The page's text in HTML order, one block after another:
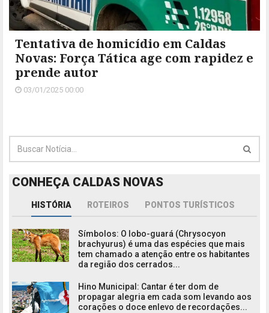
Tentativa de homicídio em Caldas
Novas: Força Tática age com rapidez e
prende autor
03/01/2025 00:00
CONHEÇA CALDAS NOVAS
HISTÓRIA ROTEIROS PONTOS TURÍSTICOS
Símbolos: O lobo-guará (Chrysocyon
brachyurus) é uma das espécies que mais
tem chamado a atenção entre os habitantes
da região dos cerrados...
Hino Municipal: Cantar é ter dom de
propagar alegria em cada som levando aos
corações o doce enlevo de recordações...